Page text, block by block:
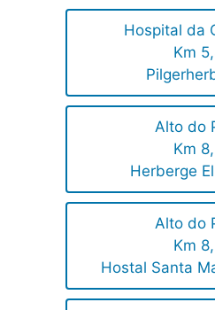
Hospital da
Km
Alto do
Km
Herberge
Alto do
Km
Hostal Santa